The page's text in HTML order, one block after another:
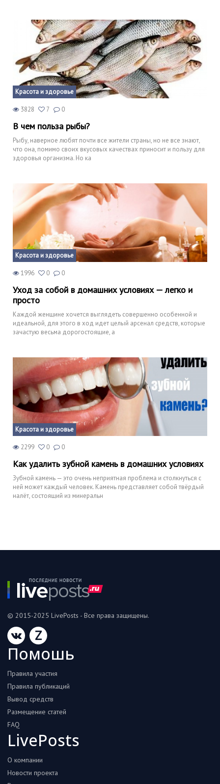
Красота и здоровье
3828 7 0
В чем польза рыбы?
Рыбу, наверное любят почти все жители страны, но не все знают,
что она, помимо своих вкусовых качествах приносит и пользу для
здоровья организма. Но ка
Красота и здоровье
1996 0 0
Уход за собой в домашних условиях — легко и
просто
Каждой женщине хочется выглядеть совершенно особенной и
идеальной, для этого в ход идет целый арсенал средств, которые
зачастую весьма дорогостоящие, а
Красота и здоровье
2299 0 0
Как удалить зубной камень в домашних условиях
Зубной камень — это очень неприятная проблема и столкнуться с
ней может каждый человек. Камень представляет собой твёрдый
налёт, состоящий из минеральн
© 2015-2025 LivePosts - Все права защищены.
Z
Помошь
Правила участия
Правила публикаций
Вывод средств
Размещение статей
FAQ
LivePosts
О компании
Новости проекта